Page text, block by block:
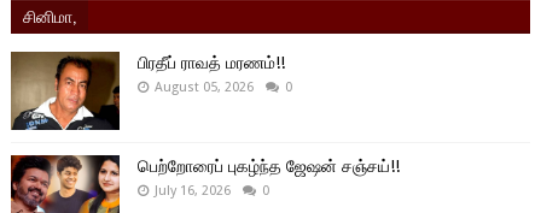
சினிமா,
பிரதீப் ராவத் மரணம்!!
August 05, 2026 0
பெற்றோரைப் புகழ்ந்த ஜேஷன் சஞ்சய்!!
July 16, 2026 0